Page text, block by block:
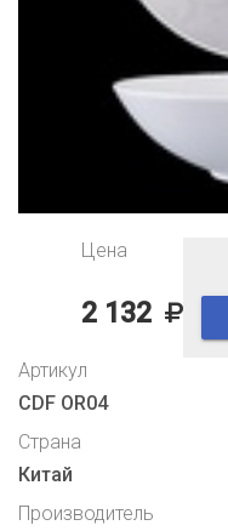
Цена
2 132
Артикул
CDF OR04
Страна
Китай
Производитель